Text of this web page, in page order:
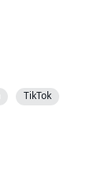
TikTok